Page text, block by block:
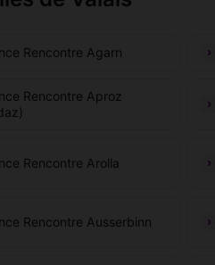
Rencontre Agarn
Rencontre Aproz
Rencontre Arolla
Rencontre Ausserbinn